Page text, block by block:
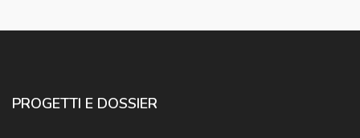
PROGETTI E DOSSIER